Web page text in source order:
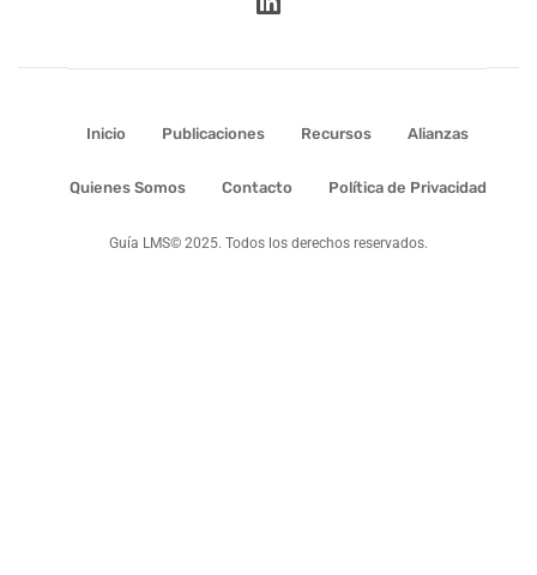
Inicio Publicaciones Recursos Alianzas
Quienes Somos Contacto Política de Privacidad
Guía LMS© 2025. Todos los derechos reservados.